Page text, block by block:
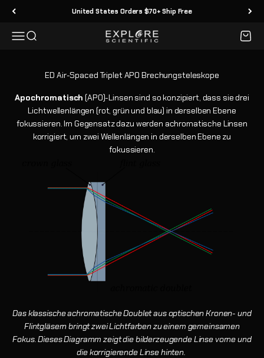
Zum Inhalt springen United States Orders $70+ Ship Free
MenüSuche Explore Scientific
Apochromatisch (APO)-Linsen sind so konzipiert, dass sie drei
Lichtwellenlängen (rot, grün und blau) in derselben Ebene
fokussieren. Im Gegensatz dazu werden achromatische Linsen
korrigiert, um zwei Wellenlängen in derselben Ebene zu
fokussieren.
Das klassische achromatische Doublet aus optischen Kronen- und
Flintgläsern bringt zwei Lichtfarben zu einem gemeinsamen
Fokus. Dieses Diagramm zeigt die bilderzeugende Linse vorne und
die korrigierende Linse hinten.